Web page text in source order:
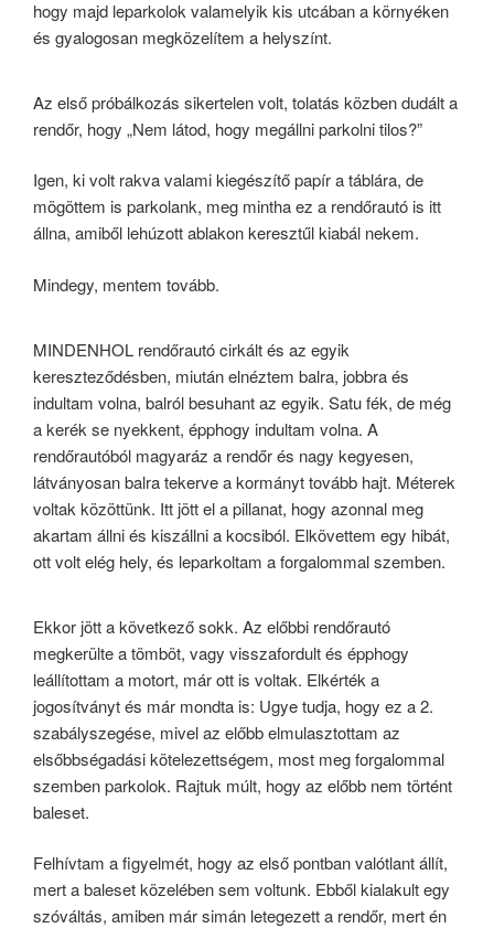
hogy majd leparkolok valamelyik kis utcában a környéken
és gyalogosan megközelítem a helyszínt.
Az első próbálkozás sikertelen volt, tolatás közben dudált a
rendőr, hogy „Nem látod, hogy megállni parkolni tilos?”
Igen, ki volt rakva valami kiegészítő papír a táblára, de
mögöttem is parkolank, meg mintha ez a rendőrautó is itt
állna, amiből lehúzott ablakon keresztűl kiabál nekem.
Mindegy, mentem tovább.
MINDENHOL rendőrautó cirkált és az egyik
kereszteződésben, miután elnéztem balra, jobbra és
indultam volna, balról besuhant az egyik. Satu fék, de még
a kerék se nyekkent, épphogy indultam volna. A
rendőrautóból magyaráz a rendőr és nagy kegyesen,
látványosan balra tekerve a kormányt tovább hajt. Méterek
voltak közöttünk. Itt jött el a pillanat, hogy azonnal meg
akartam állni és kiszállni a kocsiból. Elkövettem egy hibát,
ott volt elég hely, és leparkoltam a forgalommal szemben.
Ekkor jött a következő sokk. Az előbbi rendőrautó
megkerülte a tömböt, vagy visszafordult és épphogy
leállítottam a motort, már ott is voltak. Elkérték a
jogosítványt és már mondta is: Ugye tudja, hogy ez a 2.
szabályszegése, mivel az előbb elmulasztottam az
elsőbbségadási kötelezettségem, most meg forgalommal
szemben parkolok. Rajtuk múlt, hogy az előbb nem történt
baleset.
Felhívtam a figyelmét, hogy az első pontban valótlant állít,
mert a baleset közelében sem voltunk. Ebből kialakult egy
szóváltás, amiben már simán letegezett a rendőr, mert én